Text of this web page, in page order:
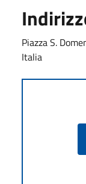
Piazza S.
Italia